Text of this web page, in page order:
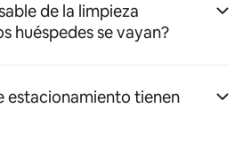
de la limpieza
huéspedes se vayan?
estacionamiento tienen